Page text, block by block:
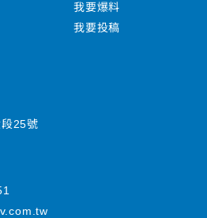
我要爆料
我要投稿
25號